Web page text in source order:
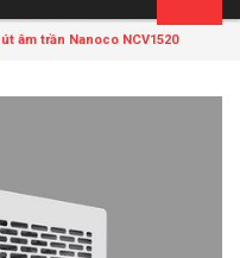
âm trần Nanoco NCV1520